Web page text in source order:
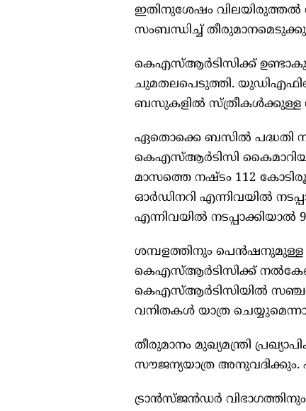
ഇതിനുശേഷം വിലയിരുത്തൽ
സംബന്ധിച്ച്
കെഎസ്ആർടിസിക്ക്
ചുമതലപെടുത്തി.
ബസുകളിൽ സ്ത്രീകൾക്കുള്ള
ഏതൊക്കെ ബസിൽ പദ്ധതി
കെഎസ്ആർടിസി
മാസത്തെ നഷ്ടം 112
ഓർഡിനറി എന്നിവയിൽ
എന്നിവയിൽ
ശമ്പളത്തിനും
കെഎസ്ആർടിസിക്ക്
കെഎസ്ആർടിസിയിൽ
വനിതകൾ യാത്ര
തീരുമാനം മുഖ്യമന്ത്രി
സൗജന്യയാത്ര അനുവദിക്കും.
ട്രാൻസ്ജൻഡർ